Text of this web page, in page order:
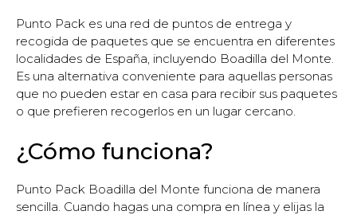
Punto Pack es una red de puntos de entrega y
recogida de paquetes que se encuentra en diferentes
localidades de España, incluyendo Boadilla del Monte.
Es una alternativa conveniente para aquellas personas
que no pueden estar en casa para recibir sus paquetes
o que prefieren recogerlos en un lugar cercano.
¿Cómo funciona?
Punto Pack Boadilla del Monte funciona de manera
sencilla. Cuando hagas una compra en línea y elijas la